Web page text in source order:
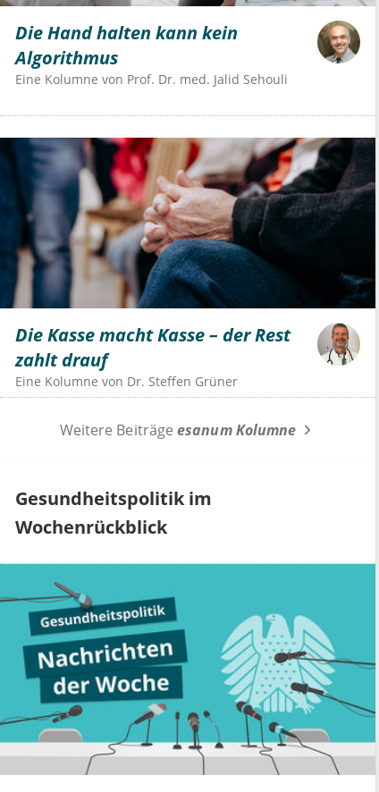
Die Hand halten kann kein
Algorithmus
Eine Kolumne von Prof. Dr. med. Jalid Sehouli
Die Kasse macht Kasse – der Rest
zahlt drauf
Eine Kolumne von Dr. Steffen Grüner
Weitere Beiträgeesanum Kolumne
Gesundheitspolitik im
Wochenrückblick